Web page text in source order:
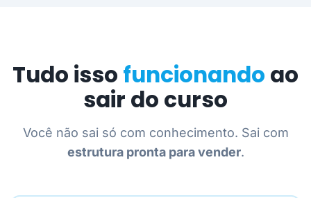
Tudo isso funcionando ao
sair do curso
Você não sai só com conhecimento. Sai com
estrutura pronta para vender.